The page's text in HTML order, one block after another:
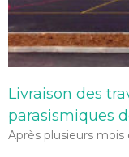
Livraison des
parasismiques
Après plusieurs